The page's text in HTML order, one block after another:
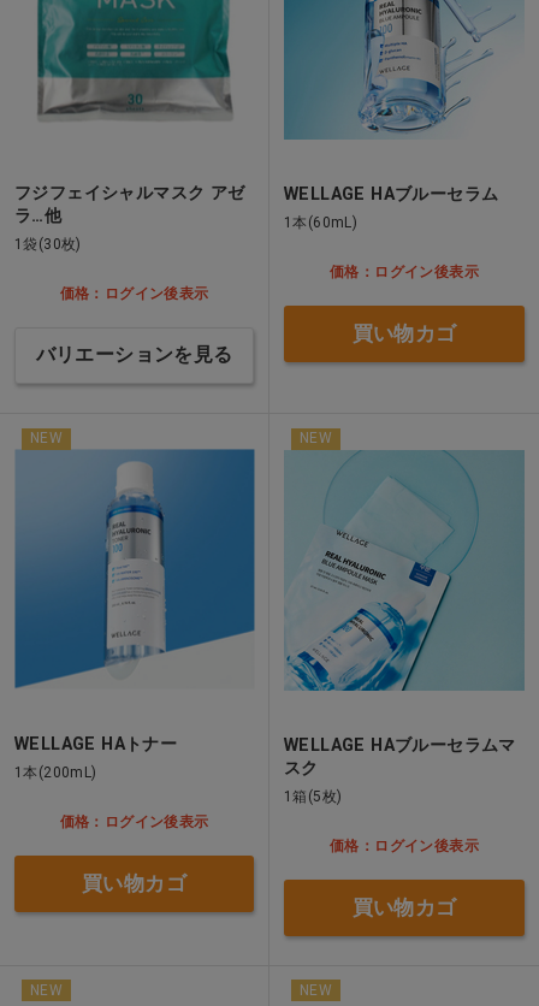
フジフェイシャルマスク アゼ
ラ…他
1袋(30枚)
価格：ログイン後表示
バリエーションを見る
WELLAGE HAブルーセラム
1本(60mL)
価格：ログイン後表示
買い物カゴ
NEW
WELLAGE HAトナー
1本(200mL)
価格：ログイン後表示
買い物カゴ
NEW
WELLAGE HAブルーセラムマ
スク
1箱(5枚)
価格：ログイン後表示
買い物カゴ
NEW NEW